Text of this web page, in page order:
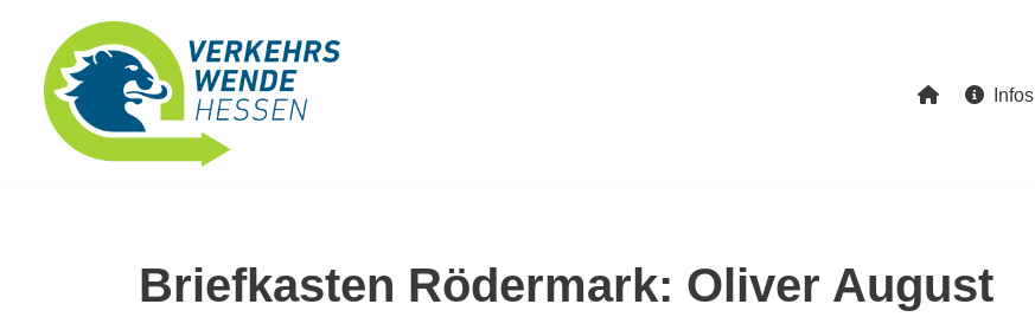
Zum
Inhalt
springen
Infos
Briefkasten Rödermark: Oliver August